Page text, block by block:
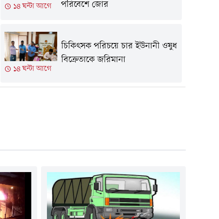
১৪ ঘন্টা আগে পরিবেশে জোর
১৪ ঘন্টা আগে
চিকিৎসক পরিচয়ে চার ইউনানী ওষুধ
বিক্রেতাকে জরিমানা